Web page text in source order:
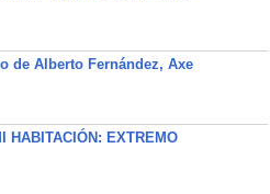
de Alberto Fernández, Axe
HABITACIÓN: EXTREMO